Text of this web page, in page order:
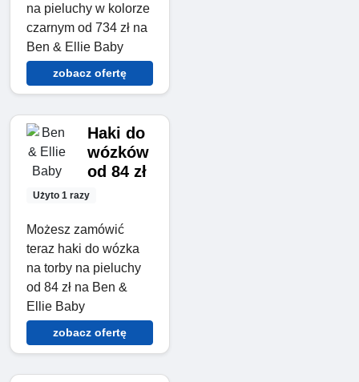
na pieluchy w kolorze
czarnym od 734 zł na
Ben & Ellie Baby
zobacz ofertę
Użyto 1 razy
Haki do
wózków
od 84 zł
Możesz zamówić
teraz haki do wózka
na torby na pieluchy
od 84 zł na Ben &
Ellie Baby
zobacz ofertę